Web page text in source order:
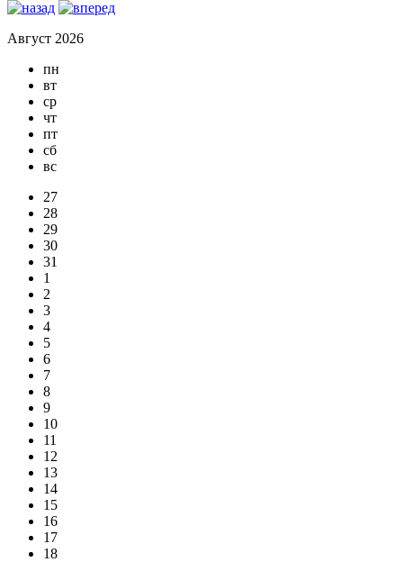
Август 2026
пн
вт
ср
чт
пт
сб
вс
27
28
29
30
31
1
2
3
4
5
6
7
8
9
10
11
12
13
14
15
16
17
18